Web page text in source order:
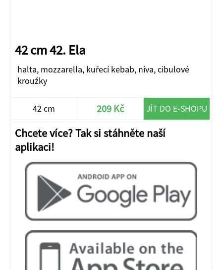
42 cm 42. Ela
halta, mozzarella, kuřecí kebab, niva, cibulové
kroužky
42 cm 209 Kč JÍT DO E-SHOPU
Chcete více? Tak si stáhněte naší
aplikaci!